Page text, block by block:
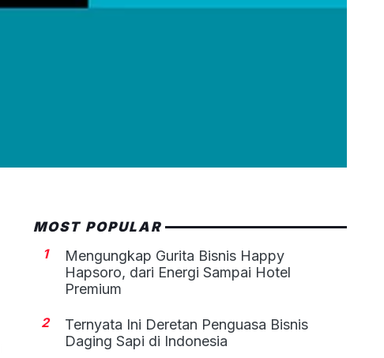
MOST POPULAR
1
Mengungkap Gurita Bisnis Happy
Hapsoro, dari Energi Sampai Hotel
Premium
2
Ternyata Ini Deretan Penguasa Bisnis
Daging Sapi di Indonesia